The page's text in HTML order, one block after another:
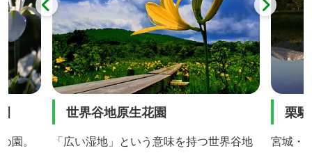
園。
世界谷地原生花園
「広い湿地」という意味を持つ世界谷地
栗
宮城・